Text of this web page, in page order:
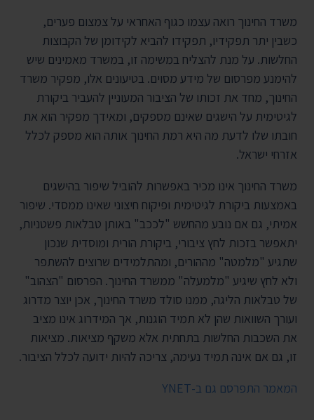
משרד החינוך רואה עצמו כגוף האחראי על צמצום פערים,
כשבין יתר תפקידיו, תפקידו להביא לקידומן של הקבוצות
החלשות. על מנת להצליח במשימה זו, במשרד מאמינים שיש
להימנע מפרסום של מידע מסוים. בטיעונים אלו, מפקיר משרד
החינוך, מחד את זכותו של הציבור המעוניין להעביר ביקורת
לגיטימית על הישגים שאינם מספקים, ומאידך מפקיר הוא את
חובתו שלו לדעת מה היא רמת החינוך אותה הוא מספק לכלל
אזרחי ישראל.
משרד החינוך אינו מכיר באפשרות להוביל שיפור בהישגים
באמצעות ביקורת לגיטימית ופיקוח חיצוני שאינו ממסדי. שיפור
אמיתי, גם אם נובע מהחשש "לככב" באותן טבלאות פשטניות,
יתאפשר בזכות לחץ ציבורי, ביקורת הורית ומוסדית שנכון
שתגיע "מלמטה" מההורים, ומהתלמידים שרוצים להשתפר
ולא לחץ שיגיע "מלמעלה" ממשרד החינוך. הפרסום "הצהוב"
של טבלאות הליגה, ממנו סולד משרד החינוך, אכן יוצר מדרוג
ועורך השוואות שהן לא תמיד הוגנות, אך המידרוג אינו מציב
את השכבות החלשות בתחתית אלא משקף מציאות. מציאות
זו, גם אם אינה תמיד נעימה, צריכה להיות ידועה לכלל הציבור.
המאמר התפרסם גם ב-YNET